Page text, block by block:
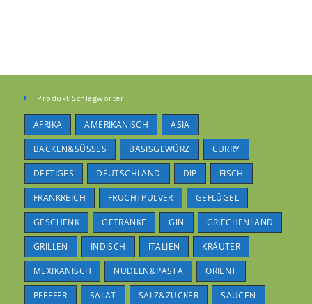
Produkt Schlagwörter
AFRIKA AMERIKANISCH ASIA
BACKEN&SÜSSES BASISGEWÜRZ CURRY
DEFTIGES DEUTSCHLAND DIP FISCH
FRANKREICH FRUCHTPULVER GEFLÜGEL
GESCHENK GETRÄNKE GIN GRIECHENLAND
GRILLEN INDISCH ITALIEN KRÄUTER
MEXIKANISCH NUDELN&PASTA ORIENT
PFEFFER SALAT SALZ&ZUCKER SAUCEN